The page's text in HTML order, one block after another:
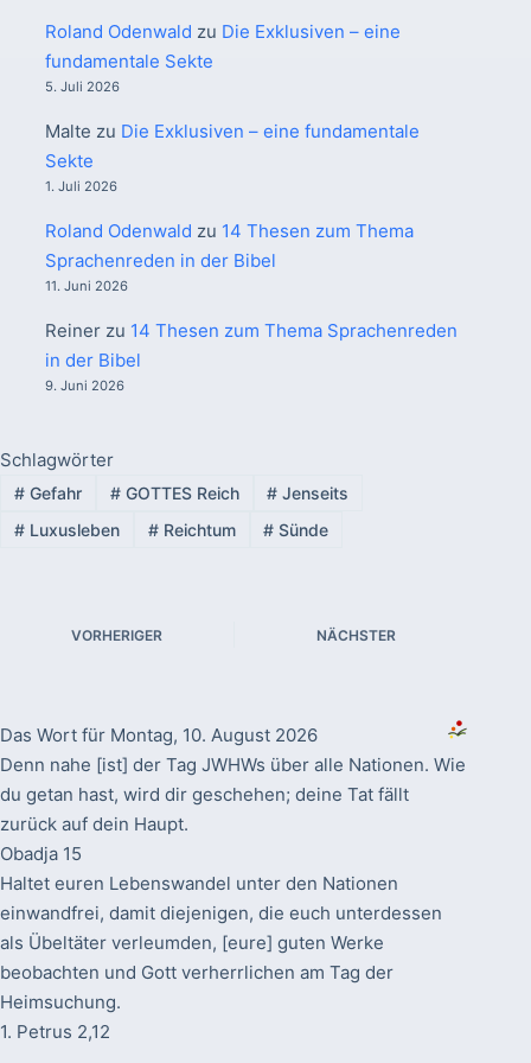
Roland Odenwald zu Die Exklusiven – eine
fundamentale Sekte
5. Juli 2026
Malte zu Die Exklusiven – eine fundamentale
Sekte
1. Juli 2026
Roland Odenwald zu 14 Thesen zum Thema
Sprachenreden in der Bibel
11. Juni 2026
Reinerzu 14 Thesen zum Thema Sprachenreden
in der Bibel
9. Juni 2026
Schlagwörter
#Gefahr #GOTTES Reich # Jenseits
#Luxusleben #Reichtum # Sünde
VORHERIGER NÄCHSTER
Das Wort für Montag, 10. August 2026
Denn nahe [ist] der Tag JWHWs über alle Nationen. Wie
du getan hast, wird dir geschehen; deine Tat fällt
zurück auf dein Haupt.
Obadja 15
Haltet euren Lebenswandel unter den Nationen
einwandfrei, damit diejenigen, die euch unterdessen
als Übeltäter verleumden, [eure] guten Werke
beobachten und Gott verherrlichen am Tag der
Heimsuchung.
1. Petrus 2,12